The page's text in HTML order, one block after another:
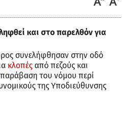
και στο παρελθόν για
συνελήφθησαν στην οδό
κλοπές από πεζούς και
του νόμου περί
της Υποδιεύθυνσης